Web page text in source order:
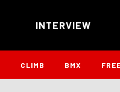
INTERVIEW
CLIMB BMX